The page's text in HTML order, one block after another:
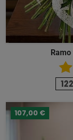
107,00 €